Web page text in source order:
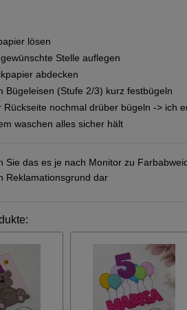
lösen
Stelle auflegen
abdecken
Bügeleisen (Stufe 2/3) kurz festbügeln
Rückseite nochmal drüber bügeln -> ich
waschen alles sicher hält
Sie das es je nach Monitor zu
Reklamationsgrund dar